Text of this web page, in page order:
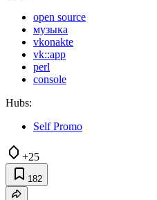
open source
музыка
vkonakte
vk::app
perl
console
Hubs:
Self Promo
+25
182